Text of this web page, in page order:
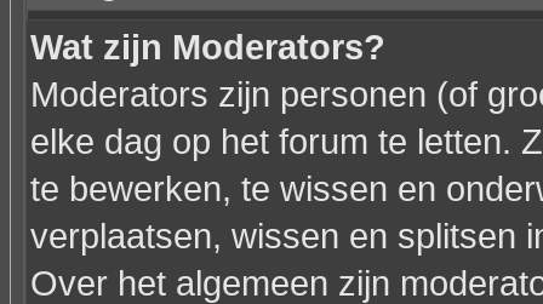
Wat zijn Moderators?
Moderators zijn personen (of
elke dag op het forum te letten.
te bewerken, te wissen en
verplaatsen, wissen en splitsen
Over het algemeen zijn